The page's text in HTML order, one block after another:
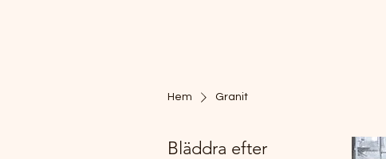
Hem Granit
Bläddra efter